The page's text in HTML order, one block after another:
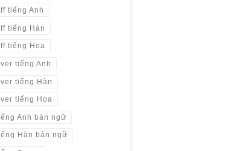
tiếng Anh
tiếng Hàn
tiếng Hoa
tiếng Anh
tiếng Hàn
tiếng Hoa
Anh bản ngữ
Hàn bản ngữ